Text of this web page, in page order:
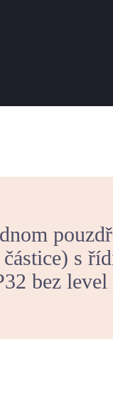
s
bez level